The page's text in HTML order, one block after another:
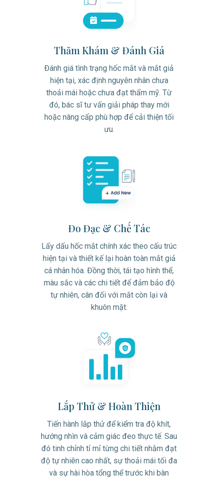
Thăm Khám & Đánh Giá
Đánh giá tình trạng hốc mắt và mắt giả
hiện tại, xác định nguyên nhân chưa
thoải mái hoặc chưa đạt thẩm mỹ. Từ
đó, bác sĩ tư vấn giải pháp thay mới
hoặc nâng cấp phù hợp để cải thiện tối
ưu.
Đo Đạc & Chế Tác
Lấy dấu hốc mắt chính xác theo cấu trúc
hiện tại và thiết kế lại hoàn toàn mắt giả
cá nhân hóa. Đồng thời, tái tạo hình thể,
màu sắc và các chi tiết để đảm bảo độ
tự nhiên, cân đối với mắt còn lại và
khuôn mặt.
Lắp Thử & Hoàn Thiện
Tiến hành lắp thử để kiểm tra độ khít,
hướng nhìn và cảm giác đeo thực tế. Sau
đó tinh chỉnh tỉ mỉ từng chi tiết nhằm đạt
độ tự nhiên cao nhất, sự thoải mái tối đa
và sự hài hòa tổng thể trước khi bàn